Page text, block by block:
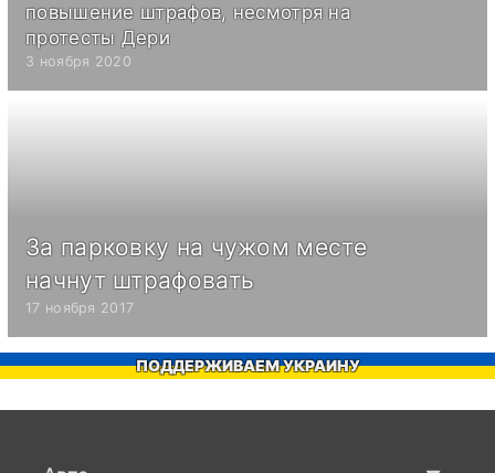
повышение штрафов, несмотря на
протесты Дери
3 ноября 2020
За парковку на чужом месте
начнут штрафовать
17 ноября 2017
ПОДДЕРЖИВАЕМ УКРАИНУ